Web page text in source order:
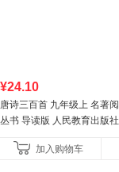
¥24.10
唐诗三百首 九年级上 名著
丛书 导读版 人民教育出版社
加入购物车